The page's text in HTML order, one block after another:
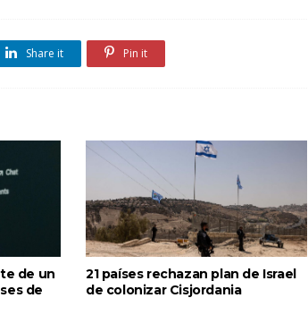
Share it Pin it
de un
de
21 países rechazan plan de Israel
de colonizar Cisjordania